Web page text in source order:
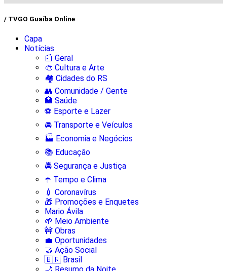
/ TVGO Guaíba Online
Capa
Notícias
📰 Geral
🎨 Cultura e Arte
🏘️ Cidades do RS
👥 Comunidade / Gente
🏥 Saúde
⚽ Esporte e Lazer
🚘 Transporte e Veículos
🏭 Economia e Negócios
📚 Educação
🚔 Segurança e Justiça
☂️ Tempo e Clima
💉 Coronavírus
🎁 Promoções e Enquetes
Mario Ávila
🌱 Meio Ambiente
🚧 Obras
💼 Oportunidades
🤝 Ação Social
🇧🇷 Brasil